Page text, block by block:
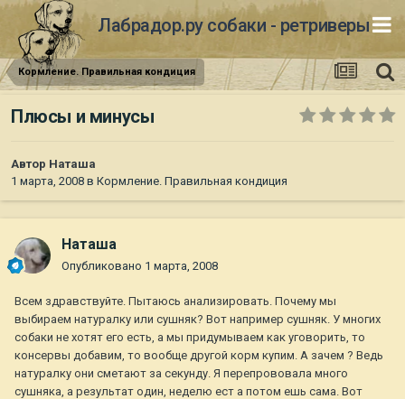
Лабрадор.ру собаки - ретриверы
Кормление. Правильная кондиция
Плюсы и минусы
Автор Наташа
1 марта, 2008 в Кормление. Правильная кондиция
Наташа
Опубликовано 1 марта, 2008
Всем здравствуйте. Пытаюсь анализировать. Почему мы
выбираем натуралку или сушняк? Вот например сушняк. У многих
собаки не хотят его есть, а мы придумываем как уговорить, то
консервы добавим, то вообще другой корм купим. А зачем ? Ведь
натуралку они сметают за секунду. Я перепрововала много
сушняка, а результат один, неделю ест а потом ешь сама. Вот